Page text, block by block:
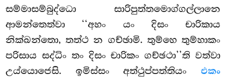
සම්මාසම්බුද්ධො සාරිපුත්තමොග්ගල්ලානෙ
ආමන්තෙත්වා ‘‘අහං යං දිසං චාරිකාය
නික්ඛන්තො, තත්ථ න ගච්ඡාමි. තුම්හෙ තුම්හාකං
පරිසාය සද්ධිං තං දිසං චාරිකං ගච්ඡථා’’ති වත්වා
උය්යොජෙසි. ඉමිස්සං අත්ථුප්පත්තියං එකං